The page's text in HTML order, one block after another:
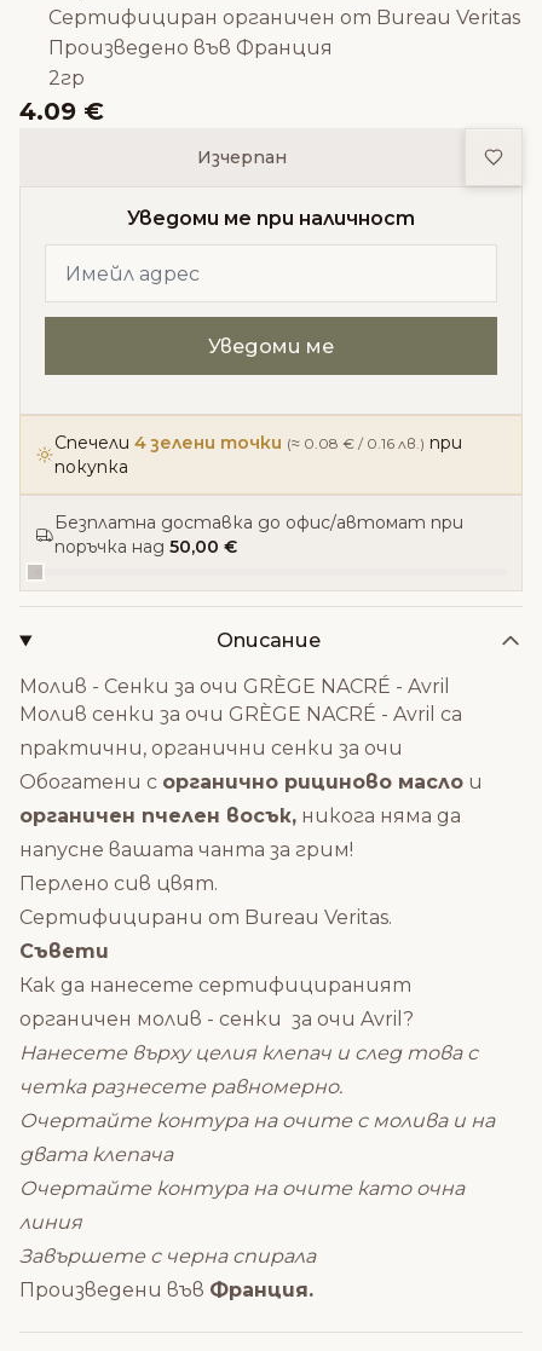
Сертифициран органичен от Bureau Veritas
Произведено във Франция
2гр
4.09 €
Изчерпан
Уведоми ме при наличност
Спечели 4 зелени точки (≈ 0.08 € / 0.16 лв.) при
покупка
Безплатна доставка до офис/автомат при
поръчка над 50,00 €
Описание
Молив - Сенки за очи GRÈGE NACRÉ - Avril
Молив сенки за очи GRÈGE NACRÉ - Avril са
практични, органични сенки за очи
Обогатени с органично рициново масло и
органичен пчелен восък, никога няма да
напусне вашата чанта за грим!
Перлено сив цвят.
Сертифицирани от Bureau Veritas.
Съвети
Как да нанесете сертифицираният
органичен молив - сенки за очи Avril?
Нанесете върху целия клепач и след това с
четка разнесете равномерно.
Очертайте контура на очите с молива и на
двата клепача
Очертайте контура на очите като очна
линия
Завършете с черна спирала
Произведени във Франция.